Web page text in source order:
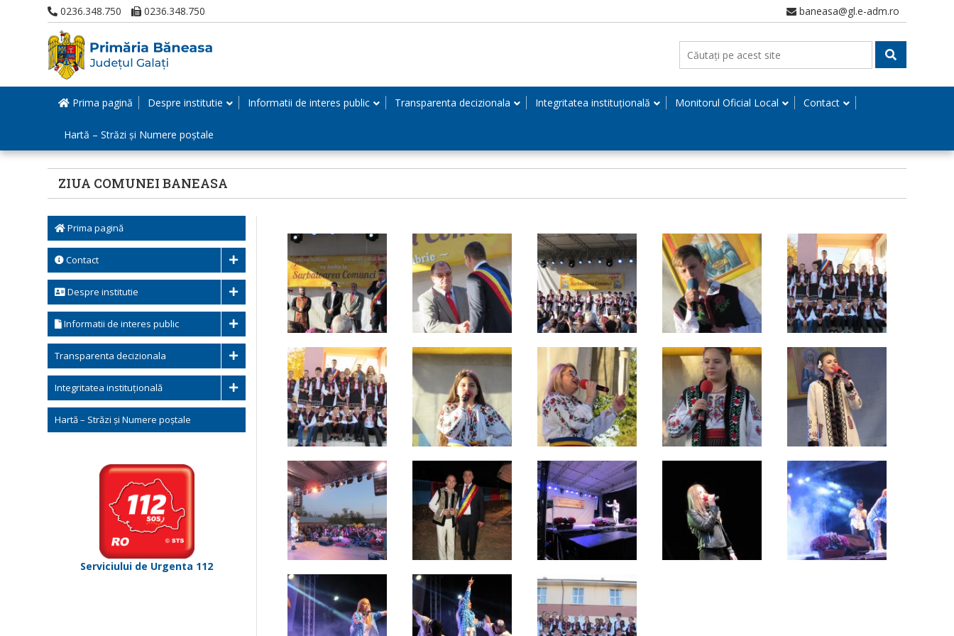
0236.348.750 0236.348.750 baneasa@gl.e-adm.ro
Prima pagină Despre institutie Informatii de interes public Transparenta decizionala Integritatea instituțională Monitorul Oficial Local Contact
Hartă – Străzi și Numere poștale
ZIUA COMUNEI BANEASA
Prima pagină
Contact
Despre institutie
Informatii de interes public
Transparenta decizionala
Integritatea instituțională
Hartă – Străzi și Numere poștale
Serviciului de Urgenta 112